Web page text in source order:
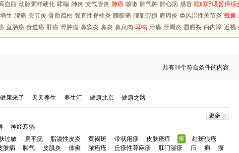
血脂 动脉粥样硬化 哮喘 肺炎 支气管炎 肺癌 咳嗽 肺气肿 肺心病 感冒 睡眠呼吸暂停综
生 腰痛 关节炎 骨质疏松 强直性脊柱炎 腰腿痛 腰肌劳损 肩周炎 类风湿性关节炎 截瘫
直肠癌 食道癌 肝癌 肾肿瘤 鼻窦炎 鼻炎 鼻息肉 耳鸣 牙痛 牙周炎 唇腭裂 白内障 近视
共有10个符合条件的内容
健康来了 天天养生 养生汇 健康北京 健康之路
更多
神经衰弱
过敏 扁平疣 脂溢性皮炎 黄褐斑 带状疱疹 皮肤瘙痒 癣
红斑狼疮
肤病 脚气 皮肌炎 体癣 脓疱疮 丘疹性荨麻疹 肛门湿疹 疖 痈
瘙